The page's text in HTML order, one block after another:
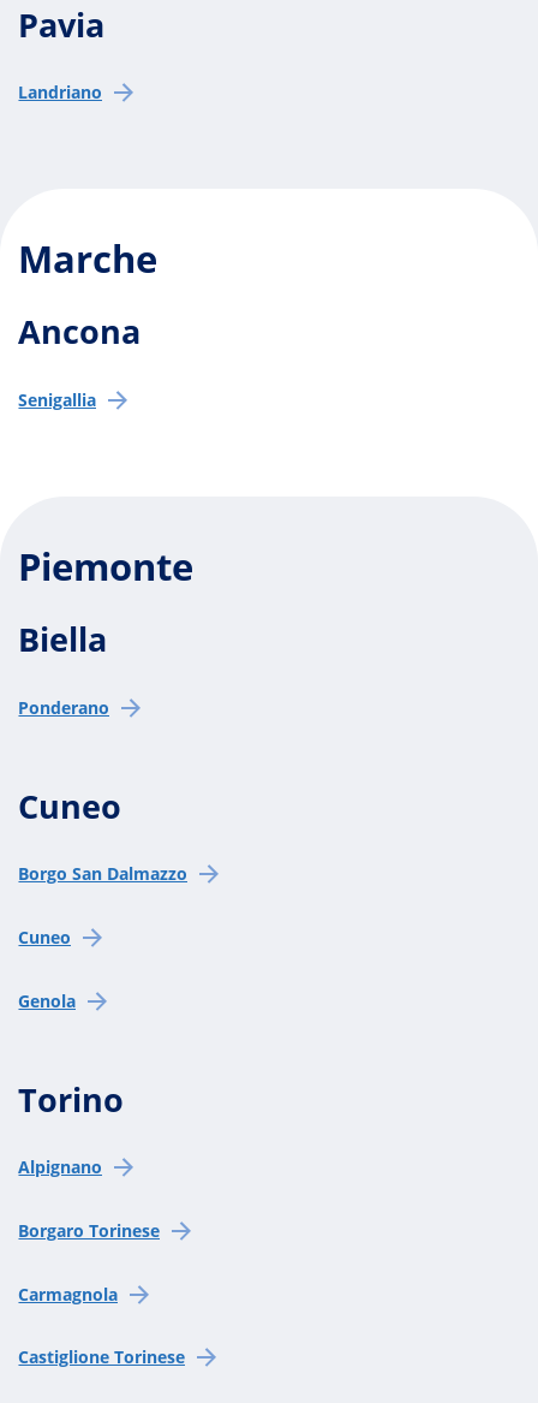
Pavia
Landriano
Marche
Ancona
Senigallia
Piemonte
Biella
Ponderano
Cuneo
Borgo San Dalmazzo
Cuneo
Genola
Torino
Alpignano
Borgaro Torinese
Carmagnola
Castiglione Torinese